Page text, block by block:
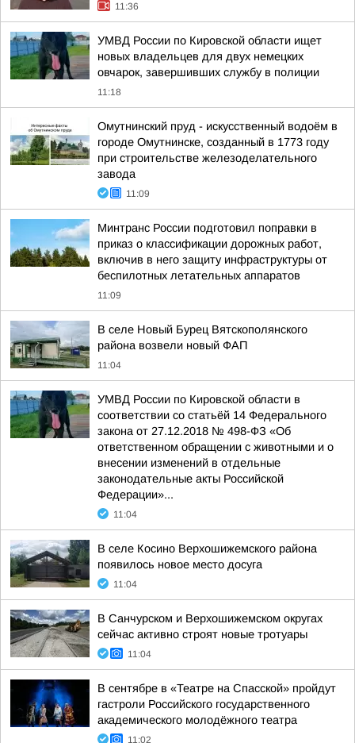
11:36
УМВД России по Кировской области ищет
новых владельцев для двух немецких
овчарок, завершивших службу в полиции
11:18
Омутнинский пруд - искусственный водоём в
городе Омутнинске, созданный в 1773 году
при строительстве железоделательного
завода
11:09
Минтранс России подготовил поправки в
приказ о классификации дорожных работ,
включив в него защиту инфраструктуры от
беспилотных летательных аппаратов
11:09
В селе Новый Бурец Вятскополянского
района возвели новый ФАП
11:04
УМВД России по Кировской области в
соответствии со статьёй 14 Федерального
закона от 27.12.2018 № 498-ФЗ «Об
ответственном обращении с животными и о
внесении изменений в отдельные
законодательные акты Российской
Федерации»...
11:04
В селе Косино Верхошижемского района
появилось новое место досуга
11:04
В Санчурском и Верхошижемском округах
сейчас активно строят новые тротуары
11:04
В сентябре в «Театре на Спасской» пройдут
гастроли Российского государственного
академического молодёжного театра
11:02